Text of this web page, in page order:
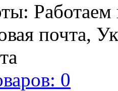
Работаем
почта,
0